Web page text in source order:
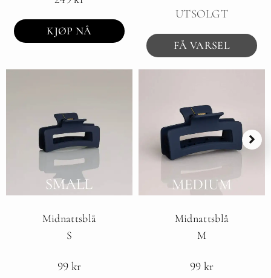
KJØP NÅ
UTSOLGT
FÅ VARSEL
Midnattsblå
S
99 kr
Midnattsblå
M
99 kr